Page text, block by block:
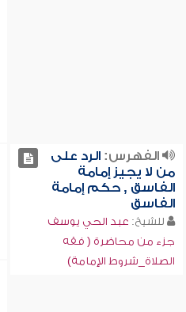
الفهرس:الرد على
من لا يجيز إمامة
الفاسق , حكم إمامة
الفاسق
للشيخ: عبد الحي يوسف
جزء من محاضرة ( فقه
الصلاة_شروط الإمامة)